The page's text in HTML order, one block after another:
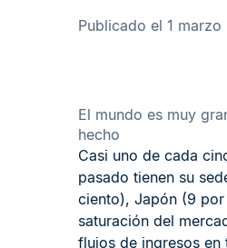
Publicado el 1 marzo
El mundo es muy
hecho
Casi uno de cada
pasado tienen su
ciento), Japón (9
saturación del
flujos de ingresos en